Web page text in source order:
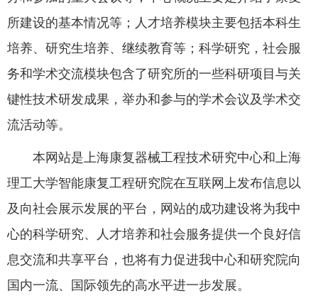
所建设的基本情况等；人才培养模块主要包括本科生
培养、研究生培养、继续教育等；科学研究，社会服
务和学术交流模块包含了研究所的一些科研项目与关
键性技术研发成果，举办和参与的学术会议及学术交
流活动等。
本网站是上海康复器械工程技术研究中心和上海
理工大学智能康复工程研究院在互联网上发布信息以
及向社会展示发展的平台，网站的成功建设将为我中
心的科学研究、人才培养和社会服务提供一个良好信
息交流和共享平台，也将有力促进我中心和研究院向
国内一流、国际领先的高水平进一步发展。